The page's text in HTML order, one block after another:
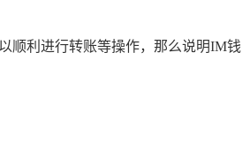
顺利进行转账等操作，那么说明IM钱